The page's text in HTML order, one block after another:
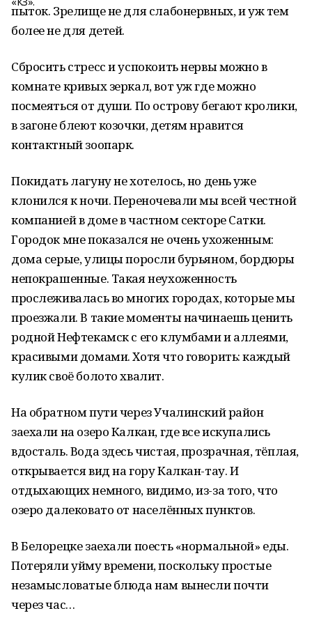
пыток. Зрелище не для слабонервных, и уж тем
более не для детей.
Сбросить стресс и успокоить нервы можно в
комнате кривых зеркал, вот уж где можно
посмеяться от души. По острову бегают кролики,
в загоне блеют козочки, детям нравится
контактный зоопарк.
Покидать лагуну не хотелось, но день уже
клонился к ночи. Переночевали мы всей честной
компанией в доме в частном секторе Сатки.
Городок мне показался не очень ухоженным:
дома серые, улицы поросли бурьяном, бордюры
непокрашенные. Такая неухоженность
прослеживалась во многих городах, которые мы
проезжали. В такие моменты начинаешь ценить
родной Нефтекамск с его клумбами и аллеями,
красивыми домами. Хотя что говорить: каждый
кулик своё болото хвалит.
На обратном пути через Учалинский район
заехали на озеро Калкан, где все искупались
вдосталь. Вода здесь чистая, прозрачная, тёплая,
открывается вид на гору Калкан-тау. И
отдыхающих немного, видимо, из-за того, что
озеро далековато от населённых пунктов.
В Белорецке заехали поесть «нормальной» еды.
Потеряли уйму времени, поскольку простые
незамысловатые блюда нам вынесли почти
через час…